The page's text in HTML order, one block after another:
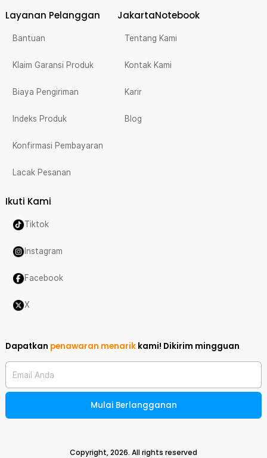
Layanan Pelanggan
Bantuan
Klaim Garansi Produk
Biaya Pengiriman
Indeks Produk
Konfirmasi Pembayaran
Lacak Pesanan
JakartaNotebook
Tentang Kami
Kontak Kami
Karir
Blog
Ikuti Kami
Tiktok
Instagram
Facebook
X
Dapatkan penawaran menarik kami! Dikirim mingguan
Email Anda
Mulai Berlangganan
Copyright,2026. All rights reserved